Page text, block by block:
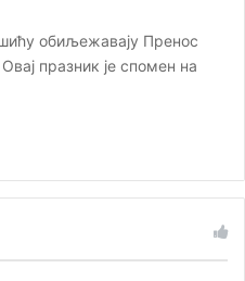
обиљежавају Пренос
празник је спомен на